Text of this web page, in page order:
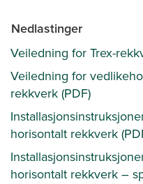
Nedlastinger
Veiledning for Trex-
Veiledning for
rekkverk (PDF)
horisontalt rekkverk
horisontalt rekkverk –